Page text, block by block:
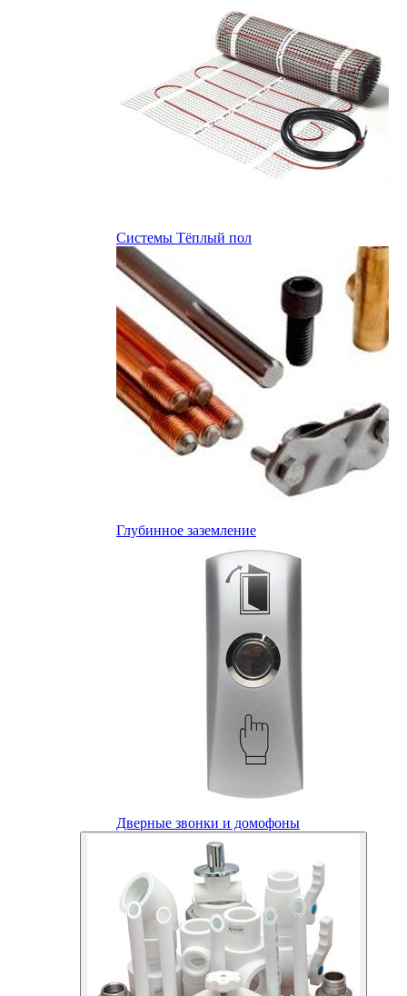
Системы Тёплый пол
Глубинное заземление
Дверные звонки и домофоны